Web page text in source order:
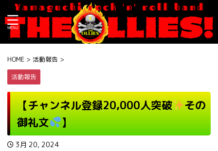
HOME > 活動報告 >
活動報告
【チャンネル登録20,000人突破
その
御礼文
】
3月 20, 2024